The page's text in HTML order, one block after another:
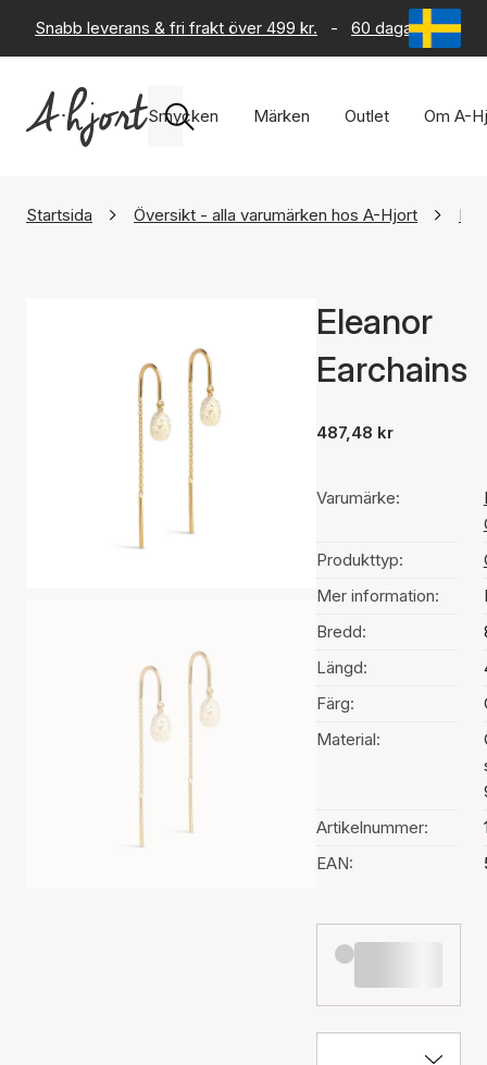
Snabb leverans & fri frakt över 499 kr. - 60 dagars
Smycken Märken Outlet Om A-
Startsida Översikt - alla varumärken hos A-Hjort
Eleanor
Earchains
487,48 kr
Varumärke:
Produkttyp:
Mer information:
Bredd:
Längd:
Färg:
Material:
Artikelnummer:
EAN: